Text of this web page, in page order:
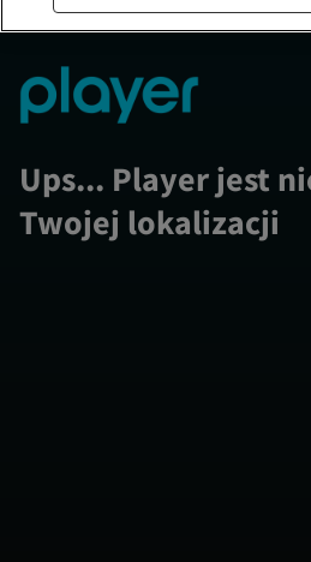
Ups... Player jest
Twojej lokalizacji